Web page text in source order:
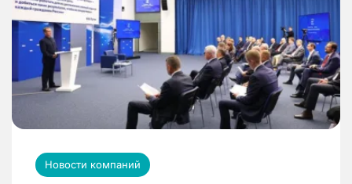
Новости компаний